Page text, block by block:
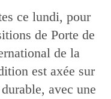
ce lundi, pour
de Porte de
de la
est axée sur
avec une